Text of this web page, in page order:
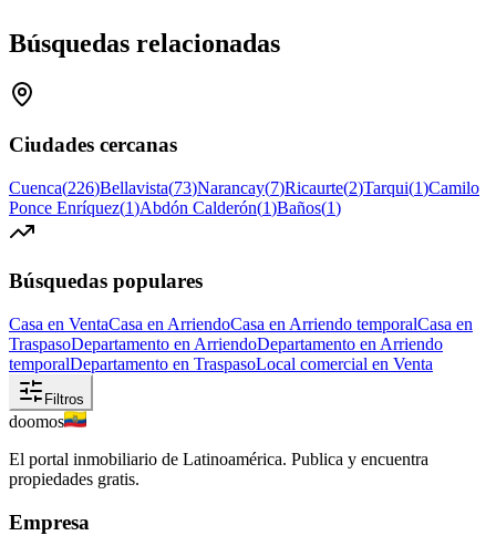
Búsquedas relacionadas
Ciudades cercanas
Cuenca(226)Bellavista(73)Narancay(7)Ricaurte(2)Tarqui(1)Camilo
Ponce Enríquez(1)Abdón Calderón(1)Baños(1)
Búsquedas populares
Casa en VentaCasa en ArriendoCasa en Arriendo temporalCasa en
TraspasoDepartamento en ArriendoDepartamento en Arriendo
temporalDepartamento en TraspasoLocal comercial en Venta
Filtros
doomos
El portal inmobiliario de Latinoamérica. Publica y encuentra
propiedades gratis.
Empresa